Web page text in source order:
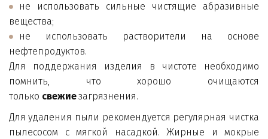
не использовать сильные чистящие абразивные
вещества;
не использовать растворители на основе
нефтепродуктов.
Для поддержания изделия в чистоте необходимо
помнить, что хорошо очищаются
только свежиезагрязнения.
Для удаления пыли рекомендуется регулярная чистка
пылесосом с мягкой насадкой. Жирные и мокрые